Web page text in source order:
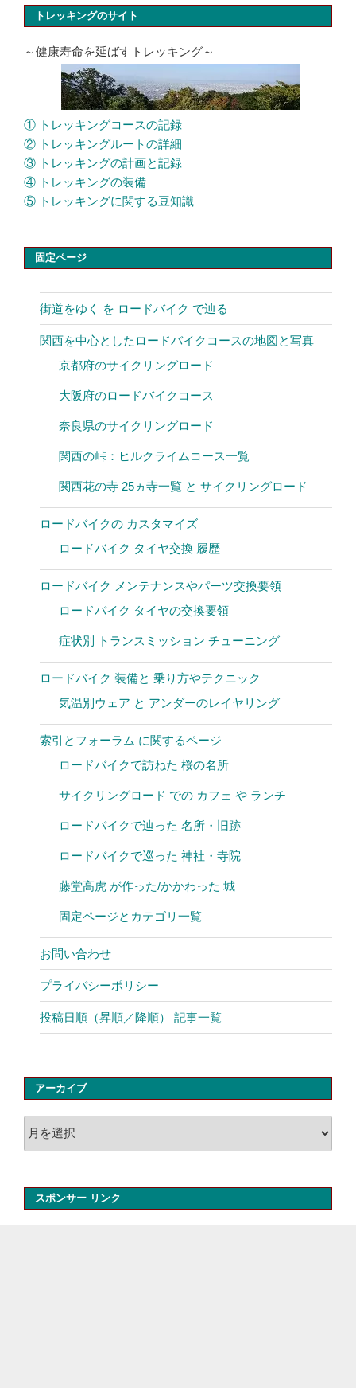
トレッキングのサイト
～健康寿命を延ばすトレッキング～
① トレッキングコースの記録
② トレッキングルートの詳細
③ トレッキングの計画と記録
④ トレッキングの装備
⑤ トレッキングに関する豆知識
固定ページ
街道をゆく を ロードバイク で辿る
関西を中心としたロードバイクコースの地図と写真
京都府のサイクリングロード
大阪府のロードバイクコース
奈良県のサイクリングロード
関西の峠：ヒルクライムコース一覧
関西花の寺 25ヵ寺一覧 と サイクリングロード
ロードバイクの カスタマイズ
ロードバイク タイヤ交換 履歴
ロードバイク メンテナンスやパーツ交換要領
ロードバイク タイヤの交換要領
症状別 トランスミッション チューニング
ロードバイク 装備と 乗り方やテクニック
気温別ウェア と アンダーのレイヤリング
索引とフォーラム に関するページ
ロードバイクで訪ねた 桜の名所
サイクリングロード での カフェ や ランチ
ロードバイクで辿った 名所・旧跡
ロードバイクで巡った 神社・寺院
藤堂高虎 が作った/かかわった 城
固定ページとカテゴリ一覧
お問い合わせ
プライバシーポリシー
投稿日順（昇順／降順） 記事一覧
アーカイブ
ー
スポンサー リンク